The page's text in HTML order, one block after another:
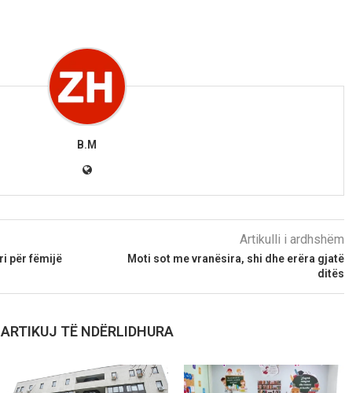
B.M
për fëmijë
Artikulli i ardhshëm
Moti sot me vranësira, shi dhe erëra gjatë
ditës
ARTIKUJ TË NDËRLIDHURA